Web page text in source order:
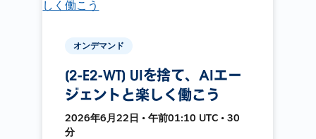
オンデマンド
[2-E2-WT] UIを捨て、AIエー
ジェントと楽しく働こう
2026年6月22日 • 午前01:10 UTC • 30
分